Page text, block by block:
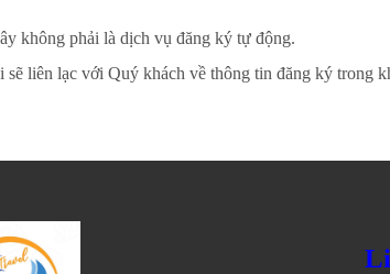
không phải là dịch vụ đăng ký tự động.
sẽ liên lạc với Quý khách về thông tin đăng ký trong